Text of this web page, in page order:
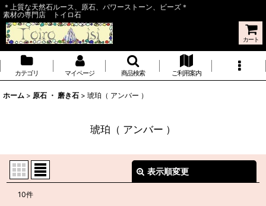
＊上質な天然石ルース、原石、パワーストーン、ビーズ＊
素材の専門店 トイロ石
カート
カテゴリ マイページ 商品検索 ご利用案内
ホーム > 原石 ・ 磨き石 > 琥珀（ アンバー ）
琥珀（ アンバー ）
表示順変更
10件